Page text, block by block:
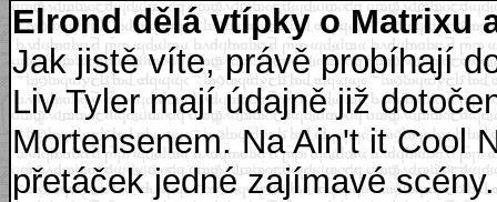
Elrond dělá vtípky o Matrixu
Jak jistě víte, právě probíhají
Liv Tyler mají údajně již
Mortensenem. Na Ain't it Cool
přetáček jedné zajímavé